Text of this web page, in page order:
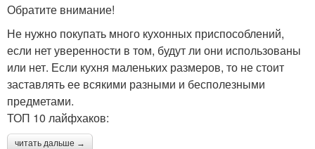
Обратите внимание!
Не нужно покупать много кухонных приспособлений,
если нет уверенности в том, будут ли они использованы
или нет. Если кухня маленьких размеров, то не стоит
заставлять ее всякими разными и бесполезными
предметами.
ТОП 10 лайфхаков:
читать дальше →